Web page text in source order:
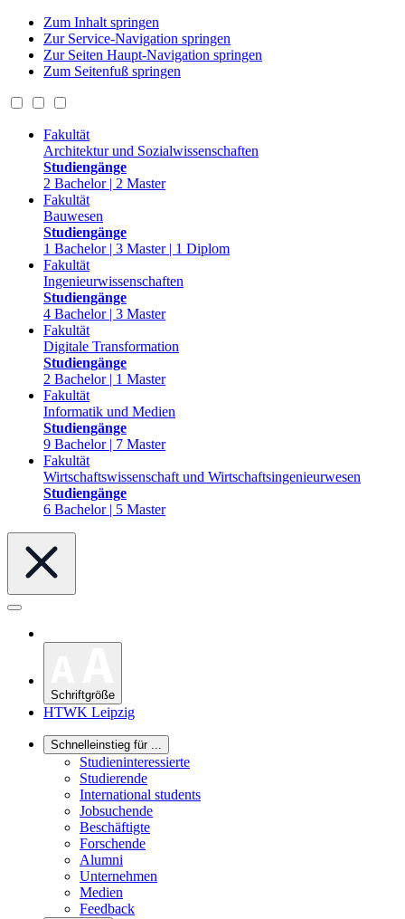
Zum Inhalt springen
Zur Service-Navigation springen
Zur Seiten Haupt-Navigation springen
Zum Seitenfuß springen
Fakultät
Architektur und Sozialwissenschaften
Studiengänge
2 Bachelor | 2 Master
Fakultät
Bauwesen
Studiengänge
1 Bachelor | 3 Master | 1 Diplom
Fakultät
Ingenieurwissenschaften
Studiengänge
4 Bachelor | 3 Master
Fakultät
Digitale Transformation
Studiengänge
2 Bachelor | 1 Master
Fakultät
Informatik und Medien
Studiengänge
9 Bachelor | 7 Master
Fakultät
Wirtschaftswissenschaft und Wirtschaftsingenieurwesen
Studiengänge
6 Bachelor | 5 Master
Schriftgröße
HTWK Leipzig
Schnelleinstieg für ...
Studieninteressierte
Studierende
International students
Jobsuchende
Beschäftigte
Forschende
Alumni
Unternehmen
Medien
Feedback